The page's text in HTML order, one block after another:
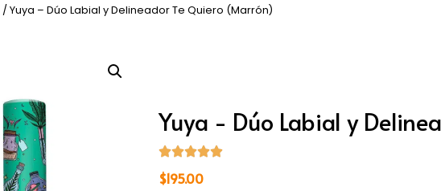
/ Yuya – Dúo Labial y Delineador Te Quiero (Marrón)
Yuya - Dúo Labial y
$195.00